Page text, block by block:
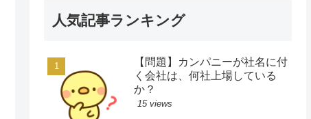
人気記事ランキング
【問題】カンパニーが社名に付
く会社は、何社上場している
か？
15 views